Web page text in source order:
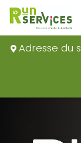
Aller
au
principal
Adresse du